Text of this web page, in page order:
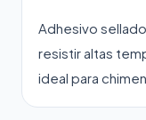
Adhesivo
resistir altas
ideal para